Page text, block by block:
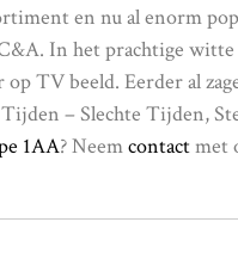
en nu al enorm
In het prachtige witte
TV beeld. Eerder al
– Slechte Tijden,
1AA? Neemcontactmet